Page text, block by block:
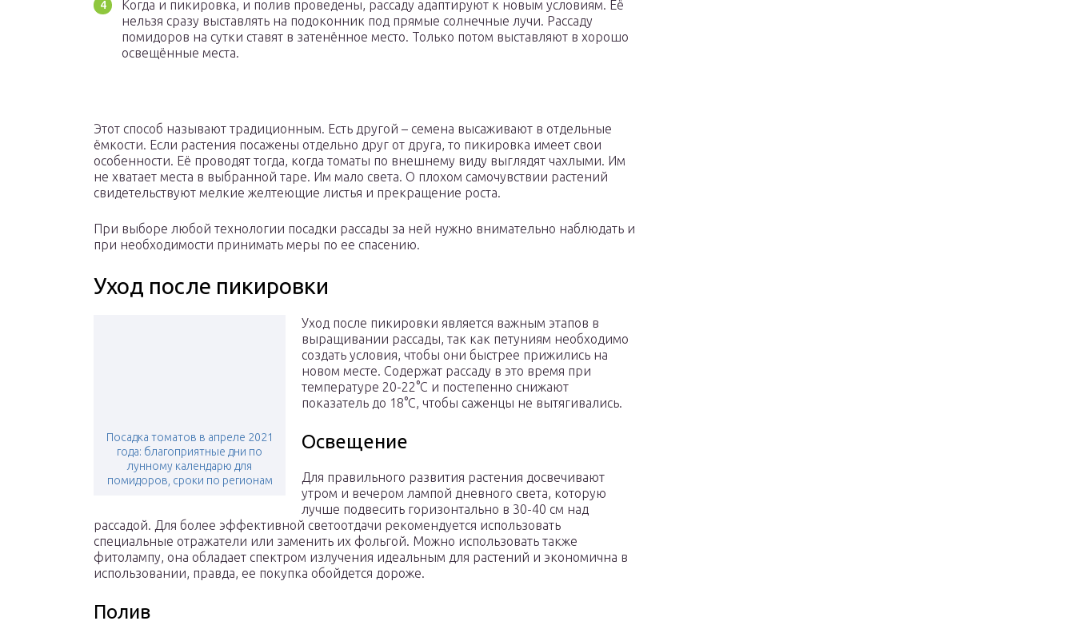
Когда и пикировка, и полив проведены, рассаду адаптируют к новым условиям. Её
нельзя сразу выставлять на подоконник под прямые солнечные лучи. Рассаду
помидоров на сутки ставят в затенённое место. Только потом выставляют в хорошо
освещённые места.
Этот способ называют традиционным. Есть другой – семена высаживают в отдельные
ёмкости. Если растения посажены отдельно друг от друга, то пикировка имеет свои
особенности. Её проводят тогда, когда томаты по внешнему виду выглядят чахлыми. Им
не хватает места в выбранной таре. Им мало света. О плохом самочувствии растений
свидетельствуют мелкие желтеющие листья и прекращение роста.
При выборе любой технологии посадки рассады за ней нужно внимательно наблюдать и
при необходимости принимать меры по ее спасению.
Уход после пикировки
Посадка томатов в апреле 2021
года: благоприятные дни по
лунному календарю для
помидоров, сроки по регионам
Уход после пикировки является важным этапов в
выращивании рассады, так как петуниям необходимо
создать условия, чтобы они быстрее прижились на
новом месте. Содержат рассаду в это время при
температуре 20-22°C и постепенно снижают
показатель до 18°C, чтобы саженцы не вытягивались.
Освещение
Для правильного развития растения досвечивают
утром и вечером лампой дневного света, которую
лучше подвесить горизонтально в 30-40 см над
рассадой. Для более эффективной светоотдачи рекомендуется использовать
специальные отражатели или заменить их фольгой. Можно использовать также
фитолампу, она обладает спектром излучения идеальным для растений и экономична в
использовании, правда, ее покупка обойдется дороже.
Полив